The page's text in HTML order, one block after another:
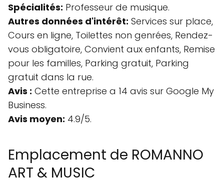
Spécialités: Professeur de musique.
Autres données d'intérêt: Services sur place,
Cours en ligne, Toilettes non genrées, Rendez-
vous obligatoire, Convient aux enfants, Remise
pour les familles, Parking gratuit, Parking
gratuit dans la rue.
Avis : Cette entreprise a 14 avis sur Google My
Business.
Avis moyen: 4.9/5.
Emplacement de ROMANNO
ART & MUSIC